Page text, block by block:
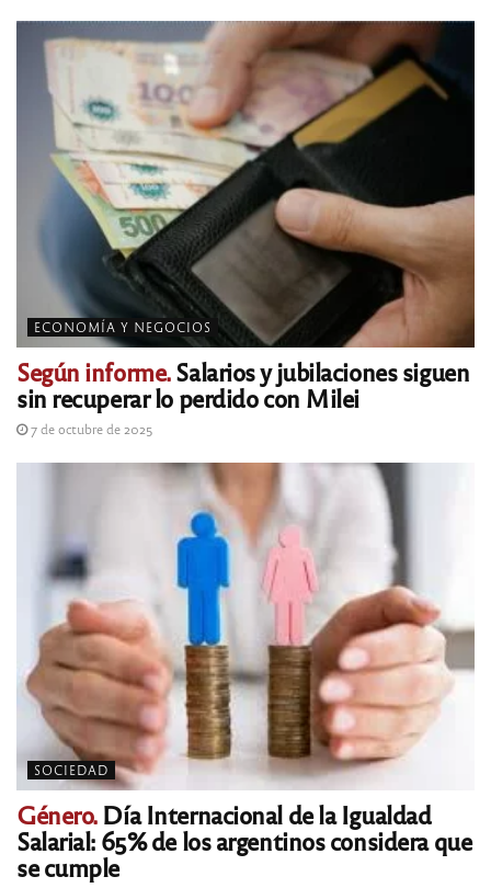
ECONOMÍA Y NEGOCIOS
Según informe.Salarios y jubilaciones siguen
sin recuperar lo perdido con Milei
7 de octubre de 2025
SOCIEDAD
Género.Día Internacional de la Igualdad
Salarial: 65% de los argentinos considera que
se cumple